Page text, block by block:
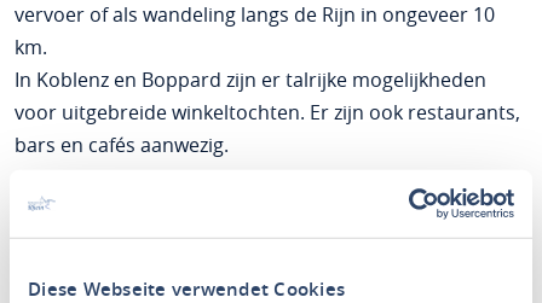
Diese Webseite verwendet Cookies
vervoer of als wandeling langs de Rijn in ongeveer 10
km.
In Koblenz en Boppard zijn er talrijke mogelijkheden
voor uitgebreide winkeltochten. Er zijn ook restaurants,
bars en cafés aanwezig.